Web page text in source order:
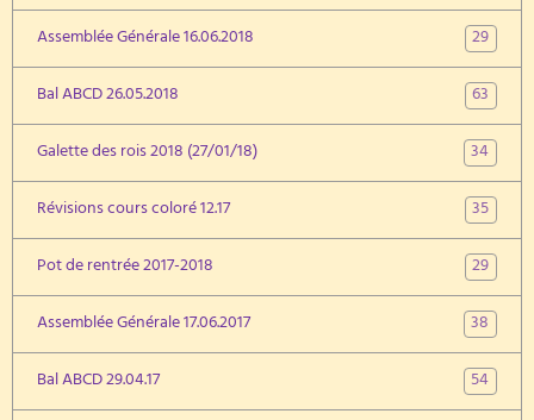
Assemblée Générale 16.06.2018
29
Bal ABCD 26.05.2018
63
Galette des rois 2018 (27/01/18)
34
Révisions cours coloré 12.17
35
Pot de rentrée 2017-2018
29
Assemblée Générale 17.06.2017
38
Bal ABCD 29.04.17
54